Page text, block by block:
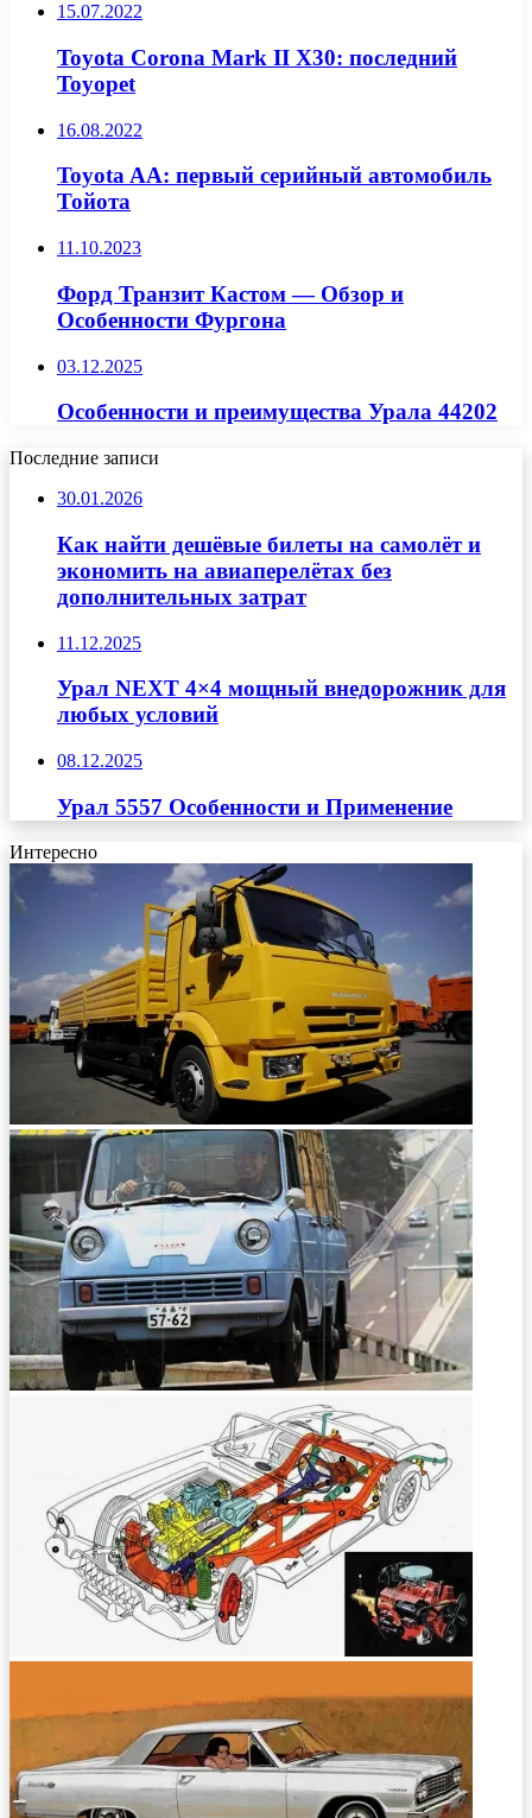
15.07.2022
Toyota Corona Mark II Х30: последний
Toyopet
16.08.2022
Toyota AA: первый серийный автомобиль
Тойота
11.10.2023
Форд Транзит Кастом — Обзор и
Особенности Фургона
03.12.2025
Особенности и преимущества Урала 44202
Последние записи
30.01.2026
Как найти дешёвые билеты на самолёт и
экономить на авиаперелётах без
дополнительных затрат
11.12.2025
Урал NEXT 4×4 мощный внедорожник для
любых условий
08.12.2025
Урал 5557 Особенности и Применение
Интересно